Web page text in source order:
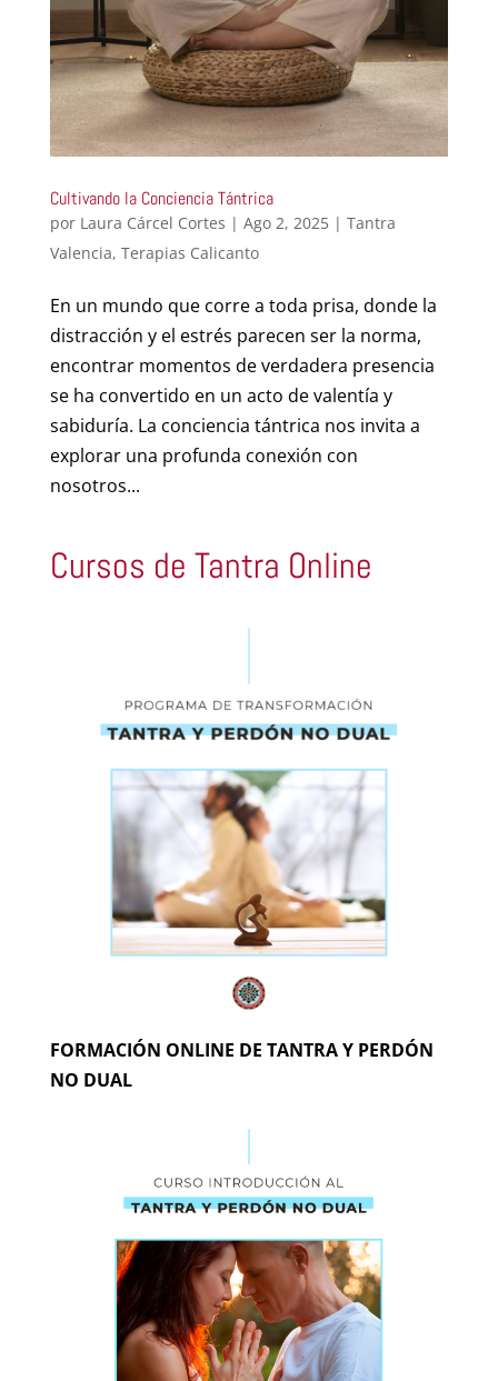
Cultivando la Conciencia Tántrica
por Laura Cárcel Cortes | Ago 2, 2025| Tantra
Valencia, Terapias Calicanto
En un mundo que corre a toda prisa, donde la
distracción y el estrés parecen ser la norma,
encontrar momentos de verdadera presencia
se ha convertido en un acto de valentía y
sabiduría. La conciencia tántrica nos invita a
explorar una profunda conexión con
nosotros...
Cursos de Tantra Online
FORMACIÓN ONLINE DE TANTRA Y PERDÓN
NO DUAL